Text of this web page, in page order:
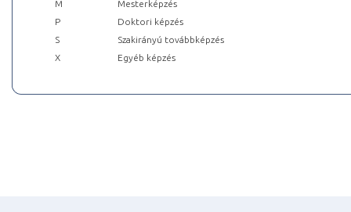
M
Mesterképzés
P
Doktori képzés
S
Szakirányú továbbképzés
X
Egyéb képzés